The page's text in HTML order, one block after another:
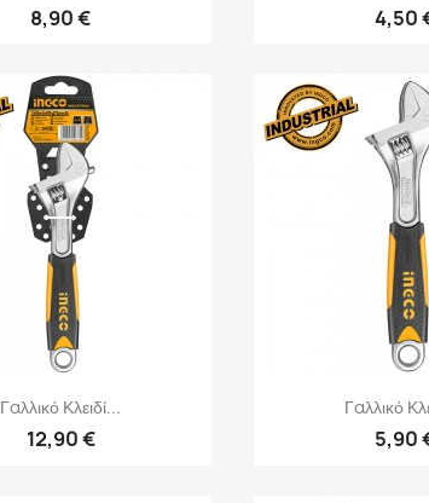
8,90 € 4,50
Γρήγορη προβολή
Γαλλικό Κλειδί...
12,90 €
Γρήγορη
Γαλλικό
5,90